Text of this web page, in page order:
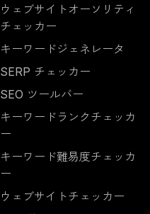
ウェブサイトオーソリティ
チェッカー
キーワードジェネレータ
SERP チェッカー
SEO ツールバー
キーワードランクチェッカ
ー
キーワード難易度チェッカ
ー
ウェブサイトチェッカー